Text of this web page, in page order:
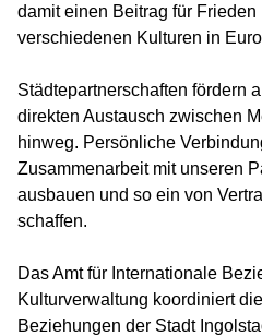
Bildung & Wissenschaft
Ingolstadt international
Fest der Kulturen
Int. Simon-Mayr-
Partnerstädte
Verbände & Kulturen
damit einen Beitrag für
verschiedenen Kulturen in
Städtepartnerschaften fördern
direkten Austausch zwischen
hinweg. Persönliche
Zusammenarbeit mit unseren
ausbauen und so ein von
schaffen.
Das Amt für Internationale
Kulturverwaltung koordiniert
Beziehungen der Stadt